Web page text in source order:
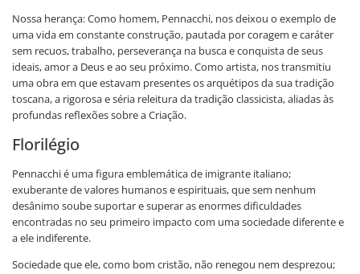
Nossa herança: Como homem, Pennacchi, nos deixou o exemplo de
uma vida em constante construção, pautada por coragem e caráter
sem recuos, trabalho, perseverança na busca e conquista de seus
ideais, amor a Deus e ao seu próximo. Como artista, nos transmitiu
uma obra em que estavam presentes os arquétipos da sua tradição
toscana, a rigorosa e séria releitura da tradição classicista, aliadas às
profundas reflexões sobre a Criação.
Florilégio
Pennacchi é uma figura emblemática de imigrante italiano;
exuberante de valores humanos e espirituais, que sem nenhum
desânimo soube suportar e superar as enormes dificuldades
encontradas no seu primeiro impacto com uma sociedade diferente e
a ele indiferente.
Sociedade que ele, como bom cristão, não renegou nem desprezou;